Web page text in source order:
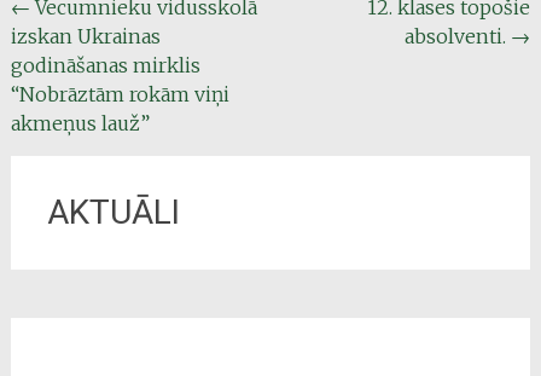
Post
navigation
← Vecumnieku vidusskolā
izskan Ukrainas
godināšanas mirklis
“Nobrāztām rokām viņi
akmeņus lauž”
12. klases topošie
absolventi. →
AKTUĀLI